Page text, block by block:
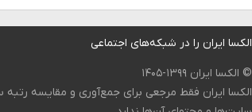
الکسا ایران را در شبکه‌های اجتماعی
© الکسا ایران ۱۳۹۹-۱۴۰۵
الکسا ایران فقط مرجعی برای جمع‌آوری و مقایسه